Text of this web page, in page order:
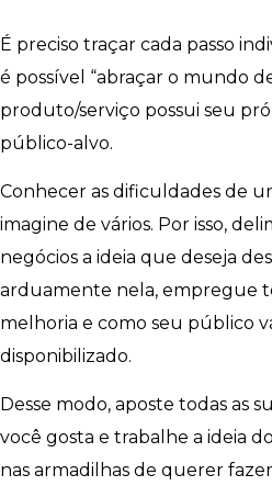
É preciso traçar cada passo
é possível “abraçar o mundo
produto/serviço possui seu
público-alvo.
Conhecer as dificuldades de
imagine de vários. Por isso,
negócios a ideia que deseja
arduamente nela, empregue
melhoria e como seu público
disponibilizado.
Desse modo, aposte todas as
você gosta e trabalhe a ideia
nas armadilhas de querer